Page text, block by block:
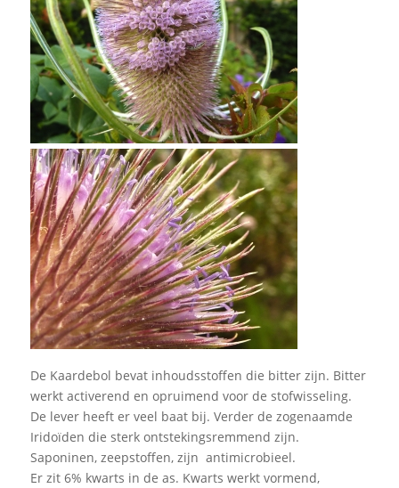
De Kaardebol bevat inhoudsstoffen die bitter zijn. Bitter
werkt activerend en opruimend voor de stofwisseling.
De lever heeft er veel baat bij. Verder de zogenaamde
Iridoïden die sterk ontstekingsremmend zijn.
Saponinen, zeepstoffen, zijn antimicrobieel.
Er zit 6% kwarts in de as. Kwarts werkt vormend,